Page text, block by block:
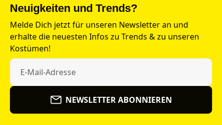
Neuigkeiten und Trends?
Melde Dich jetzt für unseren Newsletter an und
erhalte die neuesten Infos zu Trends & zu unseren
Kostümen!
NEWSLETTER ABONNIEREN